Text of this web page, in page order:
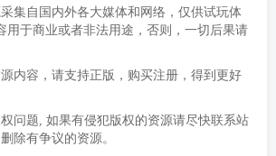
集自国内外各大媒体和网络，仅供试玩体
用于商业或者非法用途，否则，一切后果请
内容，请支持正版，购买注册，得到更好
问题, 如果有侵犯版权的资源请尽快联系站
除有争议的资源。